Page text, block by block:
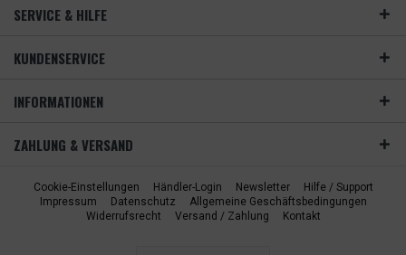
SERVICE & HILFE
KUNDENSERVICE
INFORMATIONEN
ZAHLUNG & VERSAND
Cookie-Einstellungen Händler-Login Newsletter
Hilfe / Support
Impressum
Datenschutz
Allgemeine Geschäftsbedingungen
Widerrufsrecht
Versand / Zahlung Kontakt